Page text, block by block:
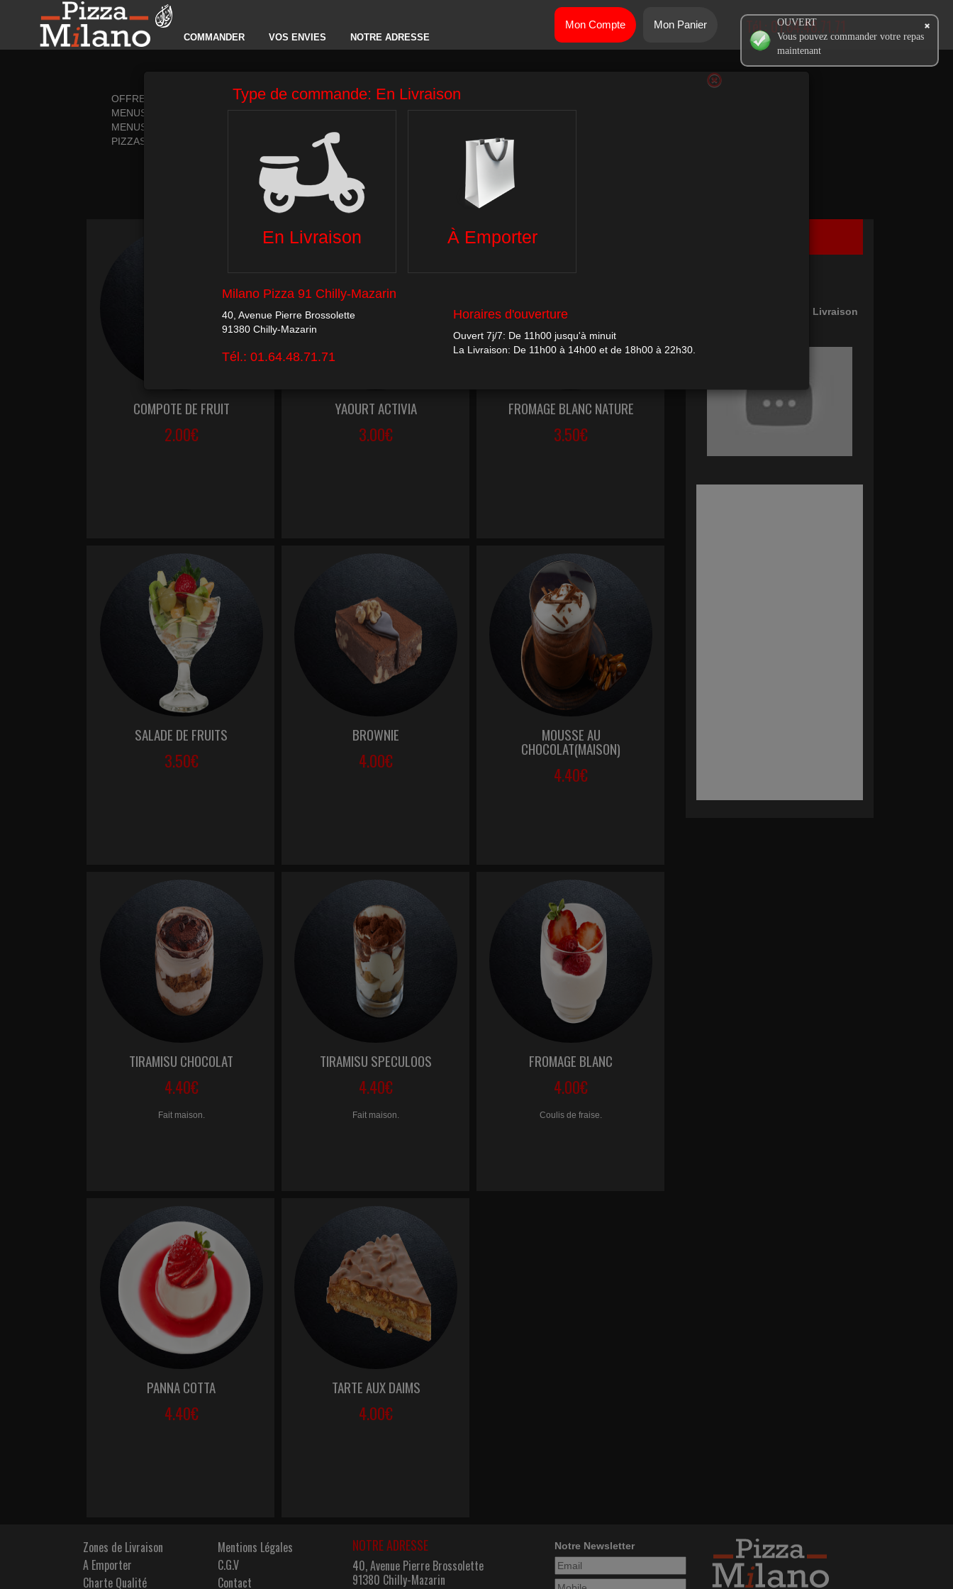
COMMANDER VOS ENVIES NOTRE ADRESSE
Mon Compte Mon Panier Tél.: 01.64.48.71.71
OFFRES DECEMBRE
MENUS MIDI
MENUS
PIZZAS CRÈME FRAÎCHE
PIZZAS TOMATE
TEX MEX
DESSERTS
COMPOTE DE FRUIT
2.00€
YAOURT ACTIVIA
3.00€
FROMAGE BLANC NATURE
3.50€
SALADE DE FRUITS
3.50€
BROWNIE
4.00€
MOUSSE AU
CHOCOLAT(MAISON)
4.40€
TIRAMISU CHOCOLAT
4.40€
Fait maison.
TIRAMISU SPECULOOS
4.40€
Fait maison.
FROMAGE BLANC
4.00€
Coulis de fraise.
PANNA COTTA
4.40€
TARTE AUX DAIMS
4.00€
Type de commande: En Livraison
Zones de Livraison
A Emporter
Charte Qualité
Mentions Légales
C.G.V
Contact
NOTRE ADRESSE
40, Avenue Pierre Brossolette
91380 Chilly-Mazarin
Notre Newsletter
OUVERT
Vous pouvez commander votre repas
maintenant